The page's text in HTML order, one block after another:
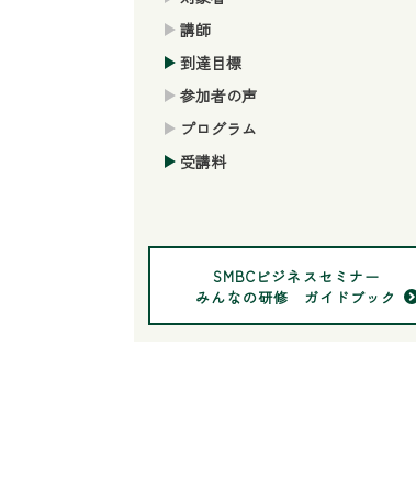
講師
到達目標
参加者の声
プログラム
受講料
SMBCビジネスセミナー
みんなの研修 ガイドブック